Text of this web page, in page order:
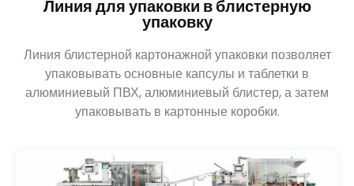
Линия блистерной картонажной упаковки позволяет
упаковывать основные капсулы и таблетки в
алюминиевый ПВХ, алюминиевый блистер, а затем
упаковывать в картонные коробки.